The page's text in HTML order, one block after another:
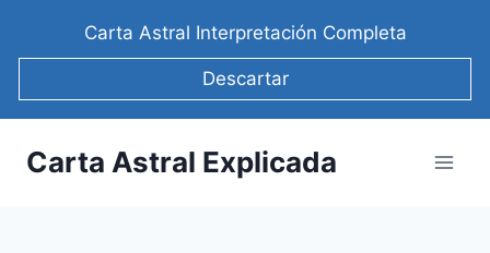
Carta Astral Interpretación Completa
Descartar
Carta Astral Explicada